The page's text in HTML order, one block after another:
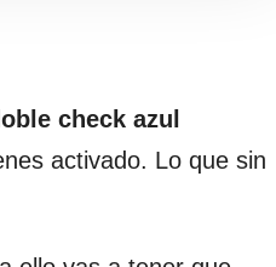
check azul
activado. Lo que sin